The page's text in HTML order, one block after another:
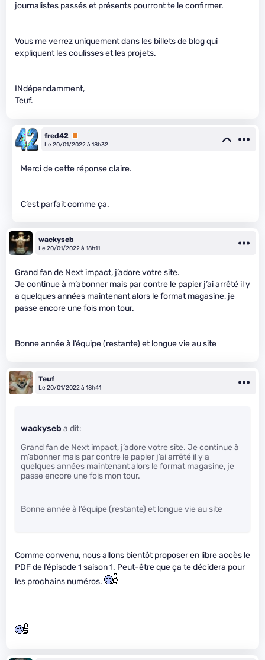
journalistes passés et présents pourront te le confirmer.
Vous me verrez uniquement dans les billets de blog qui
expliquent les coulisses et les projets.
INdépendamment,
Teuf.
fred42 Premium
Le 20/01/2022 à 18h32
Merci de cette réponse claire.
C’est parfait comme ça.
wackyseb
Le 20/01/2022 à 18h11
Grand fan de Next impact, j’adore votre site.
Je continue à m’abonner mais par contre le papier j’ai arrêté il y
a quelques années maintenant alors le format magasine, je
passe encore une fois mon tour.
Bonne année à l’équipe (restante) et longue vie au site
Teuf
Le 20/01/2022 à 18h41
wackyseb a dit:
Grand fan de Next impact, j’adore votre site. Je continue à
m’abonner mais par contre le papier j’ai arrêté il y a
quelques années maintenant alors le format magasine, je
passe encore une fois mon tour.
Bonne année à l’équipe (restante) et longue vie au site
Comme convenu, nous allons bientôt proposer en libre accès le
PDF de l’épisode 1 saison 1. Peut-être que ça te décidera pour
les prochains numéros.